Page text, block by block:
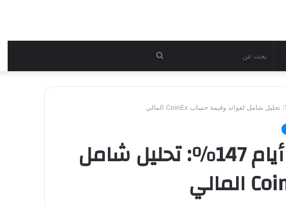
بحث
عن
بلغ معدل العائد السنوي لـ TIA خلال 7 أيام 147%: تحليل شامل